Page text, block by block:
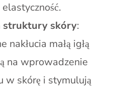
struktury skóry:
nakłucia małą igłą
na wprowadzenie
w skórę i stymulują